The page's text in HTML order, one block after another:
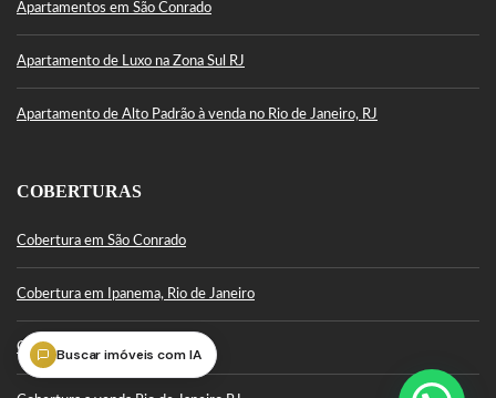
Apartamentos em São Conrado
Apartamento de Luxo na Zona Sul RJ
Apartamento de Alto Padrão à venda no Rio de Janeiro, RJ
COBERTURAS
Cobertura em São Conrado
Cobertura em Ipanema, Rio de Janeiro
Cobertura Leblon
Buscar imóveis com IA